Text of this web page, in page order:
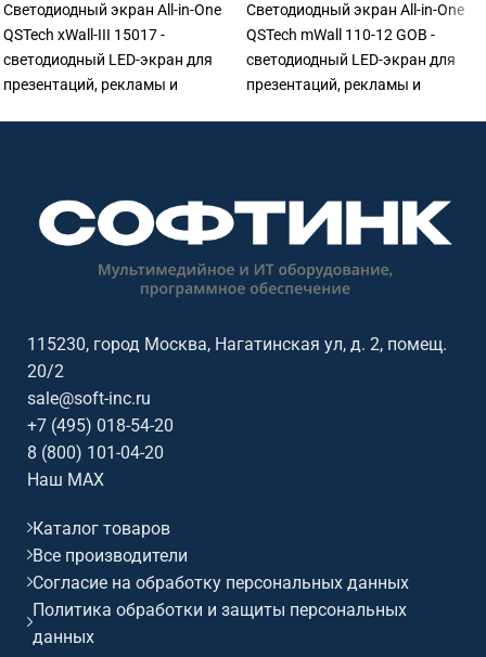
Светодиодный экран All-in-One
QSTech xWall-III 15017 -
светодиодный LED-экран для
презентаций, рекламы и
объектов, офисов и
презентационных зон. Софтинк
помогает подобрать
оборудование под задачу,
бюджет. Особенности: бренд
Светодиодный экран All-in-One
QSTech mWall 110-12 GOB -
светодиодный LED-экран для
презентаций, рекламы и
объектов, офисов и
презентационных зон. Софтинк
помогает подобрать
оборудование под задачу,
бюджет. Особенности: бренд
115230, город Москва, Нагатинская ул, д. 2, помещ.
20/2
sale@soft-inc.ru
+7 (495) 018-54-20
8 (800) 101-04-20
Наш MAX
Каталог товаров
Все производители
Согласие на обработку персональных данных
Политика обработки и защиты персональных
данных